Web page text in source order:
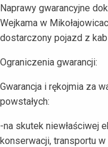
Naprawy gwarancyjne
Wejkama w
dostarczony pojazd z
Ograniczenia gwarancji:
Gwarancja i rękojmia za
powstałych:
-na skutek niewłaściwej
konserwacji, transportu